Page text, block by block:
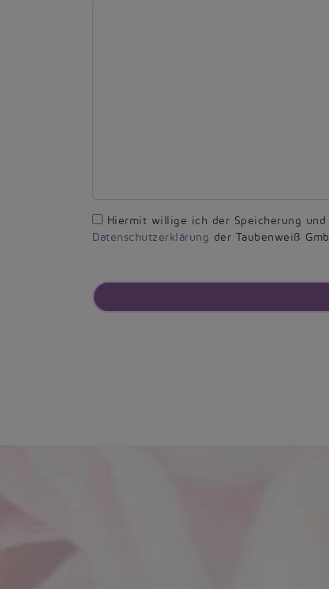
Hiermit willige ich der Speicherung
Datenschutzerklärung der Taubenweiß